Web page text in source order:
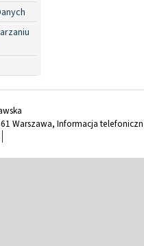
Warszawa, Informacja